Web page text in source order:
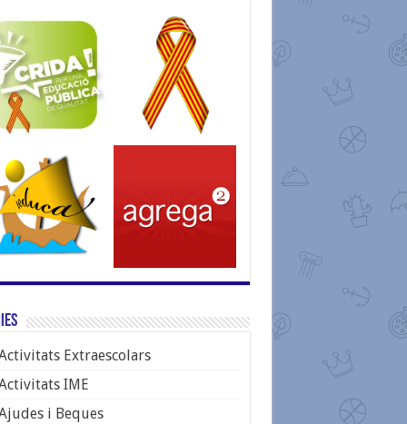
Extraescolars
IME
i Beques